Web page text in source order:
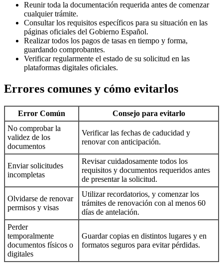
Reunir toda la documentación requerida antes de comenzar
cualquier trámite.
Consultar los requisitos específicos para su situación en las
páginas oficiales del Gobierno Español.
Realizar todos los pagos de tasas en tiempo y forma,
guardando comprobantes.
Verificar regularmente el estado de su solicitud en las
plataformas digitales oficiales.
Errores comunes y cómo evitarlos
Error Común
Consejo para evitarlo
No comprobar la
validez de los
documentos
Verificar las fechas de caducidad y
renovar con anticipación.
Enviar solicitudes
incompletas
Revisar cuidadosamente todos los
requisitos y documentos requeridos antes
de presentar la solicitud.
Olvidarse de renovar
permisos y visas
Utilizar recordatorios, y comenzar los
trámites de renovación con al menos 60
días de antelación.
Perder
temporalmente
documentos físicos o
digitales
Guardar copias en distintos lugares y en
formatos seguros para evitar pérdidas.